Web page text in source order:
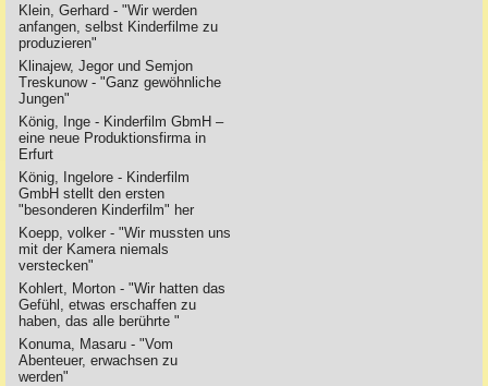
Klein, Gerhard - "Wir werden
anfangen, selbst Kinderfilme zu
produzieren"
Klinajew, Jegor und Semjon
Treskunow - "Ganz gewöhnliche
Jungen"
König, Inge - Kinderfilm GbmH –
eine neue Produktionsfirma in
Erfurt
König, Ingelore - Kinderfilm
GmbH stellt den ersten
"besonderen Kinderfilm" her
Koepp, volker - "Wir mussten uns
mit der Kamera niemals
verstecken"
Kohlert, Morton - "Wir hatten das
Gefühl, etwas erschaffen zu
haben, das alle berührte "
Konuma, Masaru - "Vom
Abenteuer, erwachsen zu
werden"